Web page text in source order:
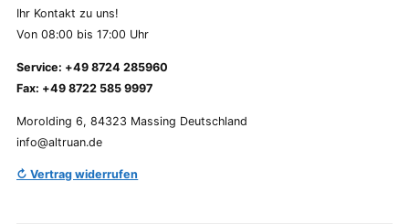
Ihr Kontakt zu uns!
Von 08:00 bis 17:00 Uhr
Service: +49 8724 285960
Fax: +49 8722 585 9997
Morolding 6, 84323 Massing Deutschland
info@altruan.de
↻ Vertrag widerrufen